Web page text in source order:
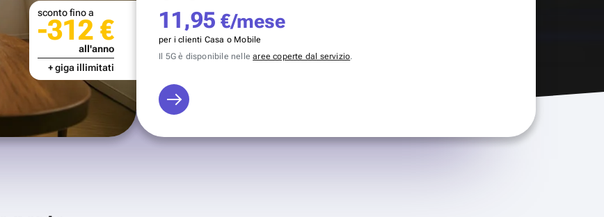
sconto fino a
-312 €
all'anno
+ giga illimitati
11,95 €/mese
per i clienti Casa o Mobile
Il 5G è disponibile nellearee coperte dal servizio.